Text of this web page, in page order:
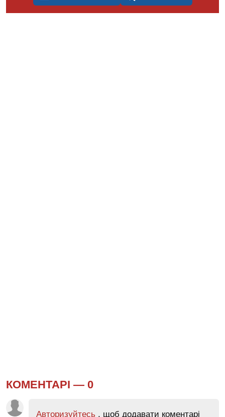
КОМЕНТАРІ — 0
Авторизуйтесь , щоб додавати коментарі